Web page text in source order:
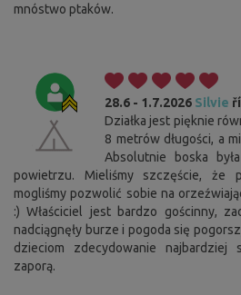
mnóstwo ptaków.
28.6 - 1.7.2026 Silvie
Działka jest pięknie
8 metrów długości, a
Absolutnie boska
powietrzu. Mieliśmy szczęście, że
mogliśmy pozwolić sobie na
:) Właściciel jest bardzo gościnny,
nadciągnęły burze i pogoda się
dzieciom zdecydowanie najbardziej
zaporą.